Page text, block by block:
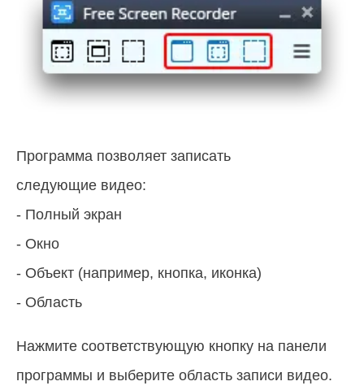
Программа позволяет записать
следующие видео:
- Полный экран
- Окно
- Объект (например, кнопка, иконка)
- Область
Нажмите соответствующую кнопку на панели
программы и выберите область записи видео.